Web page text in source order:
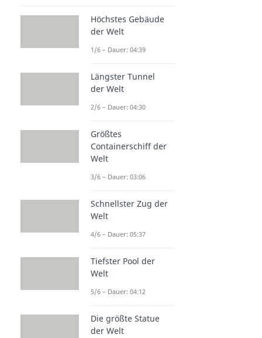
Höchstes Gebäude
der Welt
1/6 – Dauer: 04:39
Längster Tunnel
der Welt
2/6 – Dauer: 04:30
Größtes
Containerschiff der
Welt
3/6 – Dauer: 03:06
Schnellster Zug der
Welt
4/6 – Dauer: 05:37
Tiefster Pool der
Welt
5/6 – Dauer: 04:12
Die größte Statue
der Welt